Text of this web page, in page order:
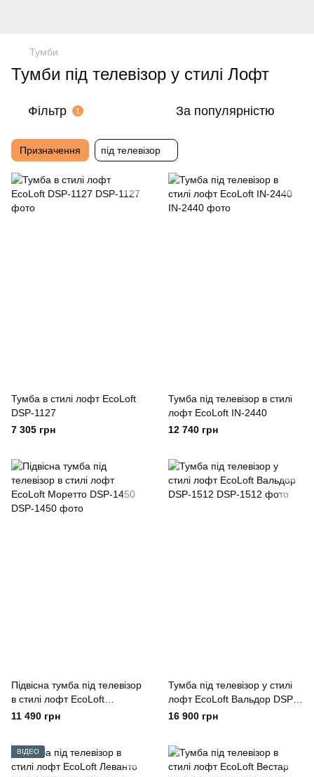
Тумби
Тумби під телевізор у стилі Лофт
Фільтр 1 За популярністю
Призначення під телевізор
Тумба в стилі лофт EcoLoft
DSP-1127
7 305 грн
Тумба під телевізор в стилі
лофт EcoLoft IN-2440
12 740 грн
Підвісна тумба під телевізор
в стилі лофт EcoLoft
Моретто DSP-1450
11 490 грн
Тумба під телевізор у стилі
лофт EcoLoft Вальдор DSP-
1512
16 900 грн
ВІДЕО